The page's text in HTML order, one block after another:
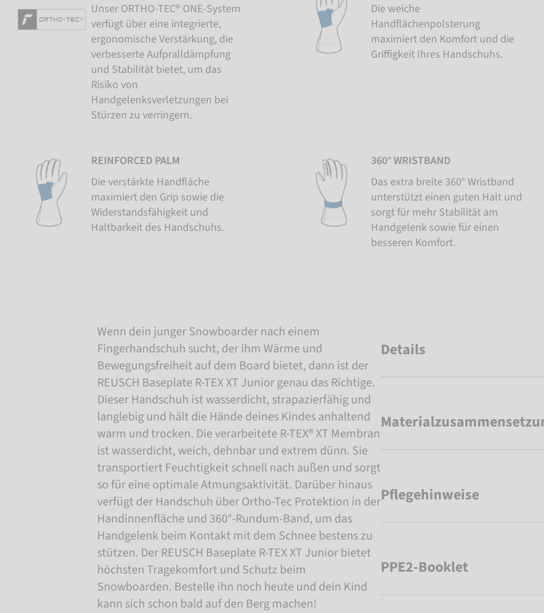
Unser ORTHO-TEC® ONE-System
verfügt über eine integrierte,
ergonomische Verstärkung, die
verbesserte Aufpralldämpfung
und Stabilität bietet, um das
Risiko von
Handgelenksverletzungen bei
Stürzen zu verringern.
Die weiche
Handflächenpolsterung
maximiert den Komfort und die
Griffigkeit Ihres Handschuhs.
REINFORCED PALM
Die verstärkte Handfläche
maximiert den Grip sowie die
Widerstandsfähigkeit und
Haltbarkeit des Handschuhs.
360° WRISTBAND
Das extra breite 360° Wristband
unterstützt einen guten Halt und
sorgt für mehr Stabilität am
Handgelenk sowie für einen
besseren Komfort.
Wenn dein junger Snowboarder nach einem
Fingerhandschuh sucht, der ihm Wärme und
Bewegungsfreiheit auf dem Board bietet, dann ist der
REUSCH Baseplate R-TEX XT Junior genau das Richtige.
Dieser Handschuh ist wasserdicht, strapazierfähig und
langlebig und hält die Hände deines Kindes anhaltend
warm und trocken. Die verarbeitete R-TEX® XT Membran
ist wasserdicht, weich, dehnbar und extrem dünn. Sie
transportiert Feuchtigkeit schnell nach außen und sorgt
so für eine optimale Atmungsaktivität. Darüber hinaus
verfügt der Handschuh über Ortho-Tec Protektion in der
Handinnenfläche und 360°-Rundum-Band, um das
Handgelenk beim Kontakt mit dem Schnee bestens zu
stützen. Der REUSCH Baseplate R-TEX XT Junior bietet
höchsten Tragekomfort und Schutz beim
Snowboarden. Bestelle ihn noch heute und dein Kind
kann sich schon bald auf den Berg machen!
Details
Pflegehinweise
PPE2-Booklet